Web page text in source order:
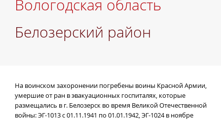
Вологодская область
Белозерский район
На воинском захоронении погребены воины Красной Армии,
умершие от ран в эвакуационных госпиталях, которые
размещались в г. Белозерск во время Великой Отечественной
войны: ЭГ-1013 с 01.11.1941 по 01.01.1942, ЭГ-1024 в ноябре